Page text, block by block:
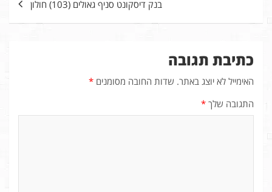
בנק דיסקונט סניף גאולים (103) חולון
כתיבת תגובה
האימייל לא יוצג באתר. שדות החובה מסומנים *
התגובה שלך *